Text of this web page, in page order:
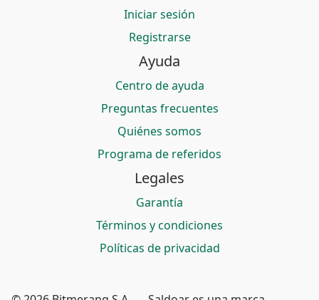
Iniciar sesión
Registrarse
Ayuda
Centro de ayuda
Preguntas frecuentes
Quiénes somos
Programa de referidos
Legales
Garantía
Términos y condiciones
Políticas de privacidad